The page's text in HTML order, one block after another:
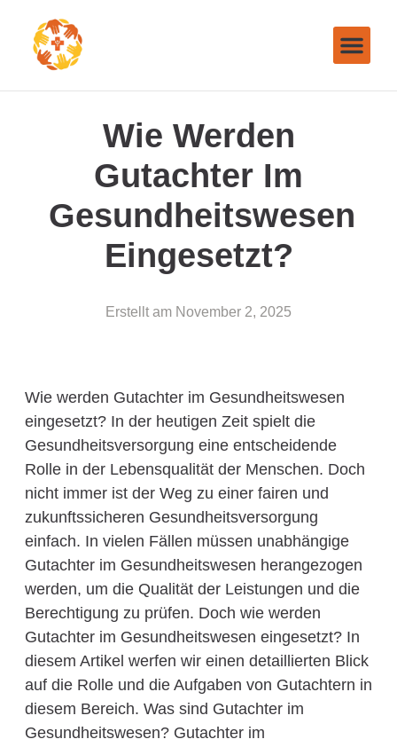
Wie Werden
Gutachter Im
Gesundheitswesen
Eingesetzt?
Erstellt am November 2, 2025
Wie werden Gutachter im Gesundheitswesen
eingesetzt? In der heutigen Zeit spielt die
Gesundheitsversorgung eine entscheidende
Rolle in der Lebensqualität der Menschen. Doch
nicht immer ist der Weg zu einer fairen und
zukunftssicheren Gesundheitsversorgung
einfach. In vielen Fällen müssen unabhängige
Gutachter im Gesundheitswesen herangezogen
werden, um die Qualität der Leistungen und die
Berechtigung zu prüfen. Doch wie werden
Gutachter im Gesundheitswesen eingesetzt? In
diesem Artikel werfen wir einen detaillierten Blick
auf die Rolle und die Aufgaben von Gutachtern in
diesem Bereich. Was sind Gutachter im
Gesundheitswesen? Gutachter im